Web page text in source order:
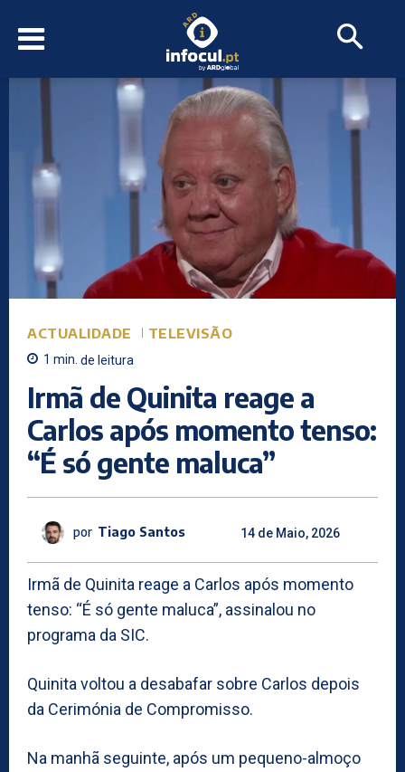
ACTUALIDADE TELEVISÃO
1 min. de leitura
Irmã de Quinita reage a
Carlos após momento tenso:
“É só gente maluca”
por Tiago Santos 14 de Maio, 2026
Irmã de Quinita reage a Carlos após momento
tenso: “É só gente maluca”, assinalou no
programa da SIC.
Quinita voltou a desabafar sobre Carlos depois
da Cerimónia de Compromisso.
Na manhã seguinte, após um pequeno-almoço